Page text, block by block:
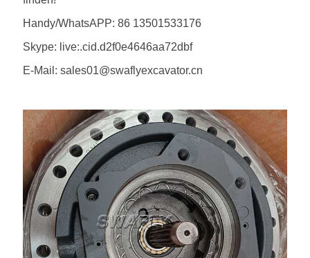
Handy/WhatsAPP: 86 13501533176
Skype: live:.cid.d2f0e4646aa72dbf
E-Mail: sales01@swaflyexcavator.cn